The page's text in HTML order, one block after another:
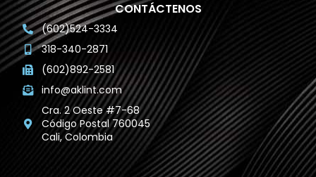
CONTÁCTENOS
(602)524-3334
318-340-2871
(602)892-2581
info@aklint.com
Cra. 2 Oeste #7-68
Código Postal 760045
Cali, Colombia